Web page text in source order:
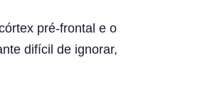
pré-frontal e o
difícil de ignorar,